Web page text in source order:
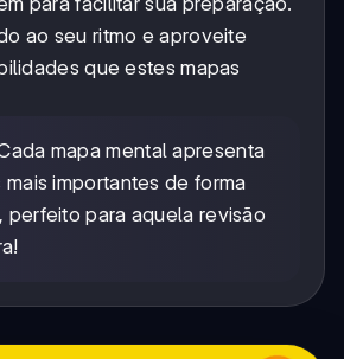
ao seu ritmo e aproveite
que estes mapas
mapa mental apresenta
importantes de forma
perfeito para aquela revisão